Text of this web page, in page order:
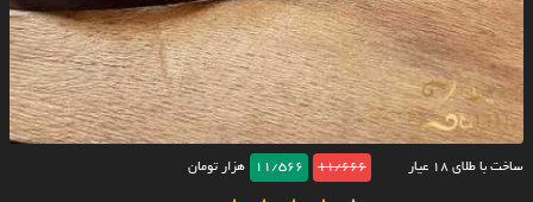
ساخت با طلای ۱۸ عیار 11/666
11/566 هزار تومان